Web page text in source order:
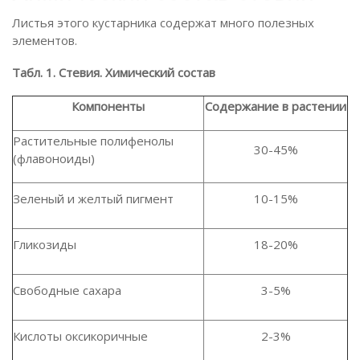
Листья этого кустарника содержат много полезных
элементов.
Табл. 1. Стевия. Химический состав
Компоненты Содержание в растении
Растительные полифенолы
(флавоноиды)
30-45%
Зеленый и желтый пигмент 10-15%
Гликозиды 18-20%
Свободные сахара 3-5%
Кислоты оксикоричные 2-3%